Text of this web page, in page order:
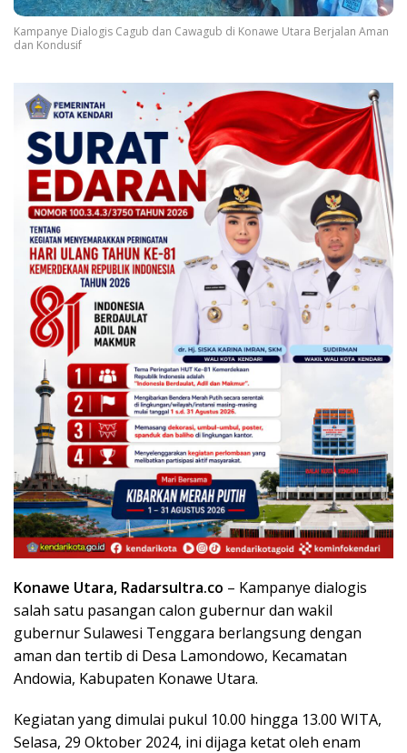
Kampanye Dialogis Cagub dan Cawagub di Konawe Utara Berjalan Aman
dan Kondusif
Konawe Utara, Radarsultra.co – Kampanye dialogis
salah satu pasangan calon gubernur dan wakil
gubernur Sulawesi Tenggara berlangsung dengan
aman dan tertib di Desa Lamondowo, Kecamatan
Andowia, Kabupaten Konawe Utara.
Kegiatan yang dimulai pukul 10.00 hingga 13.00 WITA,
Selasa, 29 Oktober 2024, ini dijaga ketat oleh enam